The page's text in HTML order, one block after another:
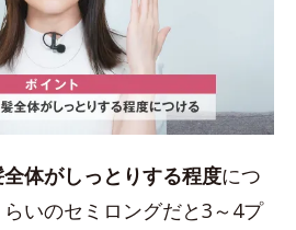
体がしっとりする程度につ
いのセミロングだと3～4プ